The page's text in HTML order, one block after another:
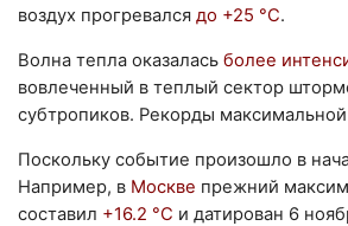
воздух прогревался до +25 °С.
Волна тепла оказалась более
вовлеченный в теплый сектор
субтропиков. Рекорды
Поскольку событие произошло в
Например, в Москве прежний
составил +16.2 °С и датирован 6